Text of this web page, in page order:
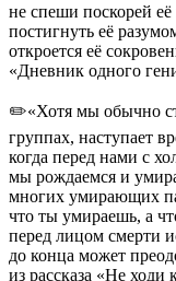
не спеши поскорей
постигнуть её
откроется её
«Дневник одного
✏️«Хотя мы обычно
группах, наступает
когда перед нами с
мы рождаемся и
многих умирающих
что ты умираешь, а
перед лицом смерти
до конца может
из рассказа «Не